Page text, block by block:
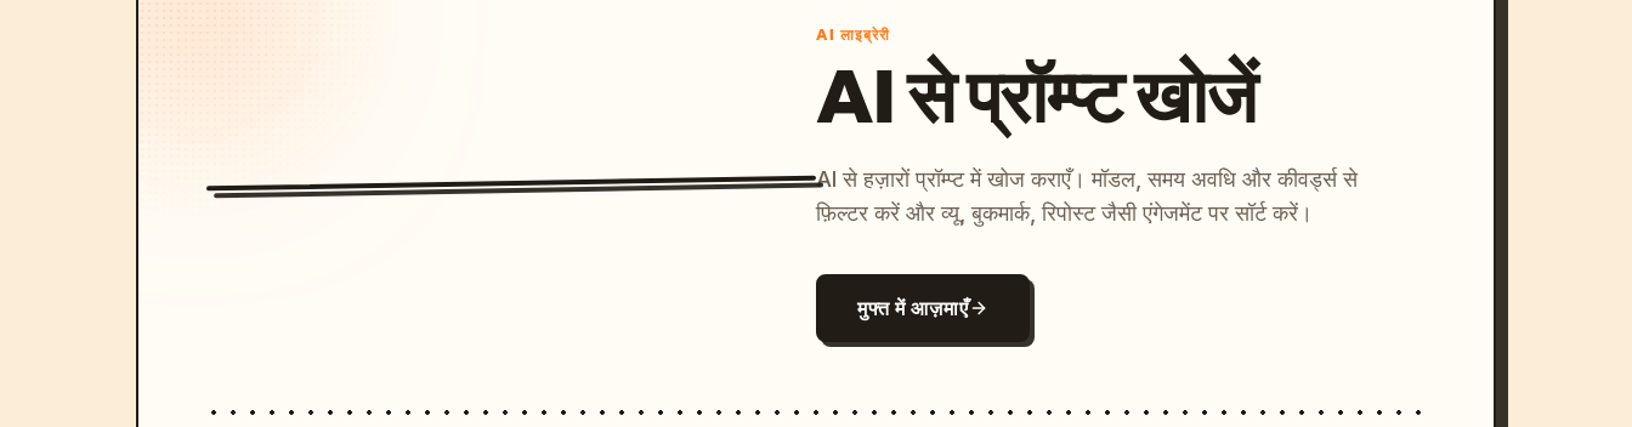
AI लाइब्रेरी
AI से प्रॉम्प्ट खोजें
AI से हज़ारों प्रॉम्प्ट में खोज कराएँ। मॉडल, समय अवधि और कीवर्ड्स से
फ़िल्टर करें और व्यू, बुकमार्क, रिपोस्ट जैसी एंगेजमेंट पर सॉर्ट करें।
मुफ्त में आज़माएँ